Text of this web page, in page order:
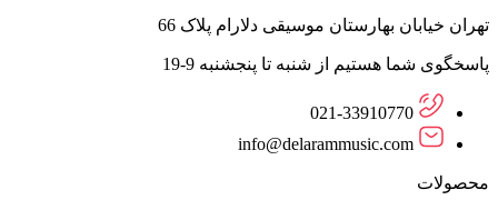
تهران خیابان بهارستان موسیقی دلارام پلاک 66
پاسخگوی شما هستیم از شنبه تا پنجشنبه 9-19
021-33910770
info@delarammusic.com
محصولات